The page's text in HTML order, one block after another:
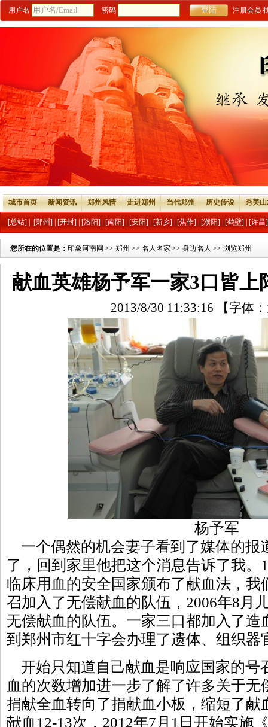
用户名 密码 注册会员
城市首页 新闻资讯 郑州风情 走进郑州 当代郑州 历史传说 秀美
[总站] [郑州] [开封] [洛阳] [南阳] [安阳] [新乡] [焦作] [濮阳] [鹤壁] [许昌]
您所在的位置是： 印象河南网 >> 郑州 >> 名人名家 >> 身边名人 >> 浏览郑州
献血英雄杨予军一家3口皆上
2013/8/30 11:33:16 【字体：
杨予军
一个偶然的机会妻子看到了媒体的报
了，回到家里他把这个消息告诉了我。
临床用血的安全国家颁布了献血法，我
召加入了无偿献血的队伍，2006年8月
无偿献血的队伍。一家三口都加入了造
到郑州市红十字会办理了遗体、组织器
开始只知道自己献血是响应国家的号
血的次数增加进一步了解了许多关于无
捐献全血转向了捐献血小板，缩短了献
献血12-13次，2012年7月1日开始实施